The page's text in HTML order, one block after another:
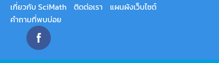
เกี่ยวกับ SciMath ติดต่อเรา
แผนผังเว็บไซต์
คำถามที่พบบ่อย